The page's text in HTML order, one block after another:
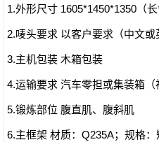
1.外形尺寸 1605*1450*1350（
2.唛头要求 以客户要求（中文
3.主机包装 木箱包装
4.运输要求 汽车零担或集装箱
5.锻炼部位 腹直肌、腹斜肌
6.主框架 材质：Q235A；规格